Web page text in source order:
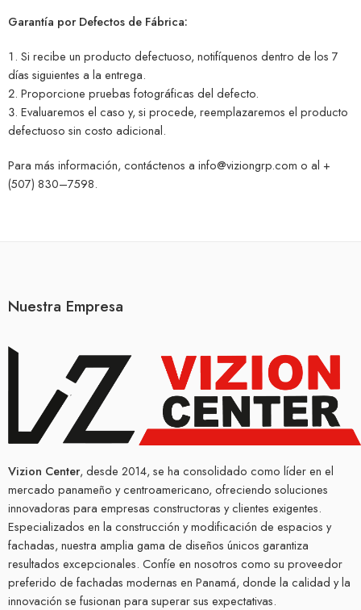
Garantía por Defectos de Fábrica:
Si recibe un producto defectuoso, notifíquenos dentro de los 7
días siguientes a la entrega.
Proporcione pruebas fotográficas del defecto.
Evaluaremos el caso y, si procede, reemplazaremos el producto
defectuoso sin costo adicional.
Para más información, contáctenos a info@viziongrp.com o al +
(507) 830–7598.
Nuestra Empresa
Vizion Center, desde 2014, se ha consolidado como líder en el
mercado panameño y centroamericano, ofreciendo soluciones
innovadoras para empresas constructoras y clientes exigentes.
Especializados en la construcción y modificación de espacios y
fachadas, nuestra amplia gama de diseños únicos garantiza
resultados excepcionales. Confíe en nosotros como su proveedor
preferido de fachadas modernas en Panamá, donde la calidad y la
innovación se fusionan para superar sus expectativas.